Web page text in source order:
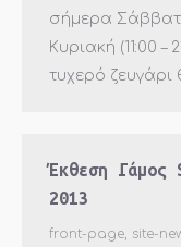
σήμερα
Κυριακή (11:00
τυχερό ζευγάρι
Έκθεση Γάμος
2013
front-page, site-